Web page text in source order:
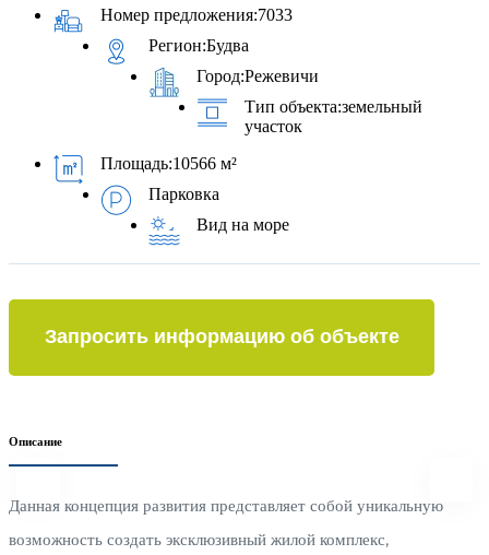
Номер предложения:7033
Регион:Будва
Город:Режевичи
Тип объекта:земельный
участок
Площадь:10566 м²
Парковка
Вид на море
Запросить информацию об объекте
Описание
Данная концепция развития представляет собой уникальную
возможность создать эксклюзивный жилой комплекс,